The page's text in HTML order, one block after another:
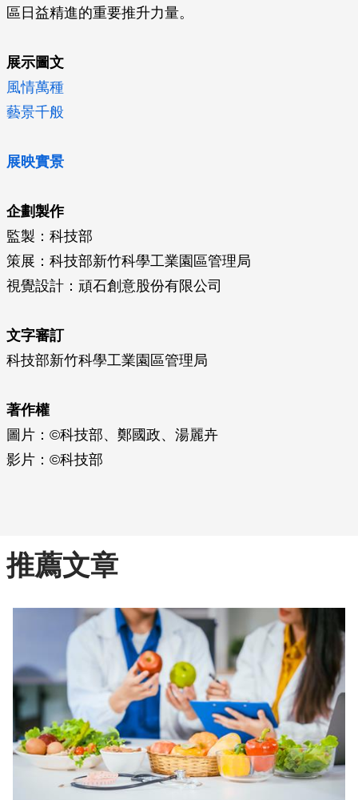
區日益精進的重要推升力量。
展示圖文
風情萬種
藝景千般
展映實景
企劃製作
監製：科技部
策展：科技部新竹科學工業園區管理局
視覺設計：頑石創意股份有限公司
文字審訂
科技部新竹科學工業園區管理局
著作權
圖片：©科技部、鄭國政、湯麗卉
影片：©科技部
推薦文章